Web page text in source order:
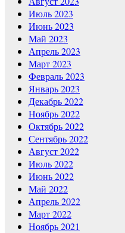
Июль 2023
Июнь 2023
Май 2023
Апрель 2023
Март 2023
Февраль 2023
Январь 2023
Декабрь 2022
Ноябрь 2022
Октябрь 2022
Сентябрь 2022
Август 2022
Июль 2022
Июнь 2022
Май 2022
Апрель 2022
Март 2022
Ноябрь 2021